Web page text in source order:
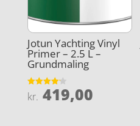
Jotun Yachting Vinyl
Primer – 2.5 L –
Grundmaling
Vurderet
4.2
kr. 419,00